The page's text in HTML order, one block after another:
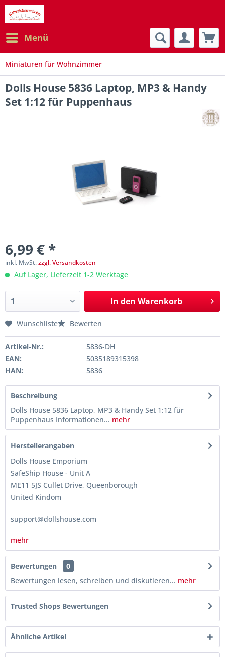
Menü
Miniaturen für Wohnzimmer
Dolls House 5836 Laptop, MP3 & Handy
Set 1:12 für Puppenhaus
6,99 € *
inkl. MwSt.zzgl. Versandkosten
Auf Lager, Lieferzeit 1-2 Werktage
In den Warenkorb
Wunschliste Bewerten
Artikel-Nr.:
5836-DH
EAN:
5035189315398
HAN:
5836
Beschreibung
Dolls House 5836 Laptop, MP3 & Handy Set 1:12 für
Puppenhaus Informationen... mehr
Herstellerangaben
Dolls House Emporium
SafeShip House - Unit A
ME11 5JS Cullet Drive, Queenborough
United Kindom
support@dollshouse.com
mehr
Bewertungen
0
Bewertungen lesen, schreiben und diskutieren... mehr
Trusted Shops Bewertungen
Ähnliche Artikel